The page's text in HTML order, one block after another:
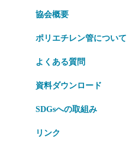
協会概要
ポリエチレン管について
よくある質問
資料ダウンロード
SDGsへの取組み
リンク